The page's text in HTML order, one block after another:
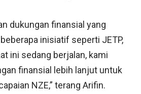
dukungan finansial yang
inisiatif seperti JETP,
ini sedang berjalan, kami
finansial lebih lanjut untuk
NZE,” terang Arifin.